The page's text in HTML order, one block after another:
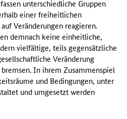
unterschiedliche Gruppen
einer freiheitlichen
Veränderungen reagieren.
demnach keine einheitliche,
vielfältige, teils gegensätzliche
Veränderung
In ihrem Zusammenspiel
und Bedingungen, unter
und umgesetzt werden